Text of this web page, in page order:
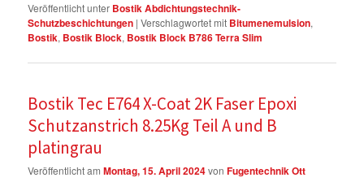
Veröffentlicht unter Bostik Abdichtungstechnik-
Schutzbeschichtungen |Verschlagwortet mit Bitumenemulsion,
Bostik, Bostik Block, Bostik Block B786 Terra Slim
Bostik Tec E764 X-Coat 2K Faser Epoxi
Schutzanstrich 8.25Kg Teil A und B
platingrau
Veröffentlicht amMontag, 15. April 2024vonFugentechnik Ott